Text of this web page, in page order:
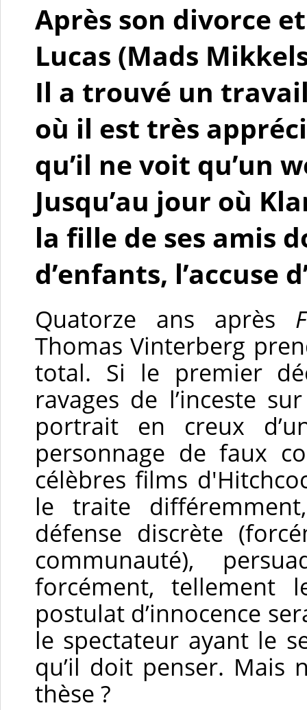
Après son divorce
Lucas (Mads
Il a trouvé un
où il est très
qu’il ne voit qu’un
Jusqu’au jour où
la fille de ses amis
d’enfants, l’accuse
Quatorze ans après
Thomas Vinterberg
total. Si le premier
ravages de l’inceste
portrait en creux
personnage de faux
célèbres films
le traite
défense discrète
communauté),
forcément, tellement
postulat d’innocence
le spectateur ayant le
qu’il doit penser. Mais
thèse ?